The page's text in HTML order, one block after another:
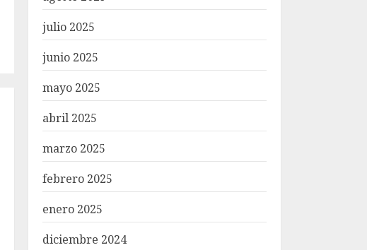
julio 2025
junio 2025
mayo 2025
abril 2025
marzo 2025
febrero 2025
enero 2025
diciembre 2024